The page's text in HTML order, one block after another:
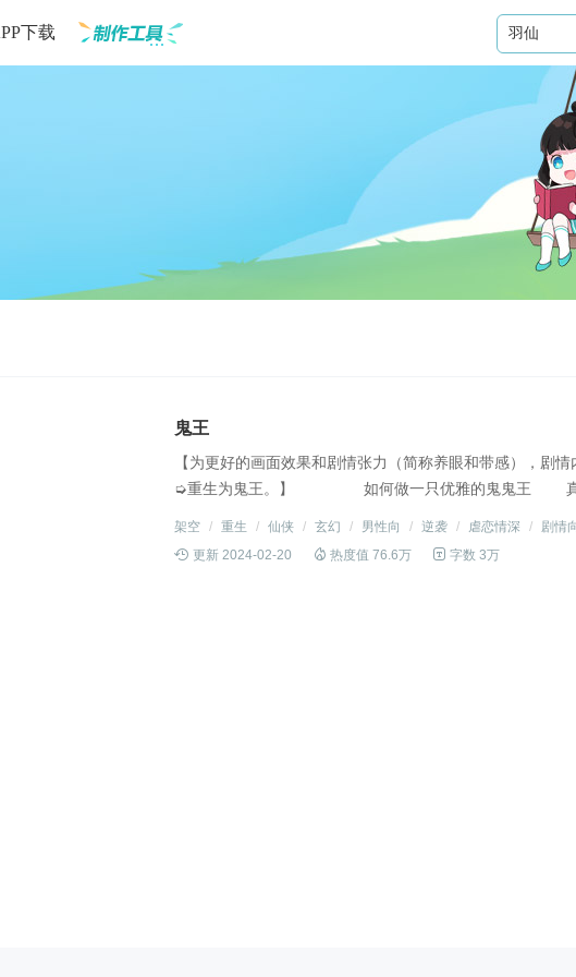
下载
鬼王
【为更好的画面效果和剧情张力（简称养眼和带感），剧情内
➭重生为鬼王。】 如何做一只优雅的鬼鬼王 真·
界 鬼王●人界 国师 【强强双A联手】【双男主】 【约
架空 / 重生 / 仙侠 / 玄幻 / 男性向 / 逆袭 / 虐恋情深 /
剧情
 更新 2024-02-20  热度值 76.6万  字数 3万